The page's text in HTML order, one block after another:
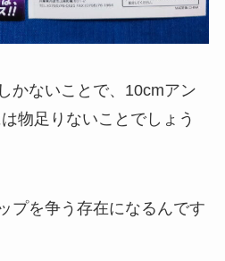
かないことで、10cmアン
物足りないことでしょう
プを争う存在になるんです